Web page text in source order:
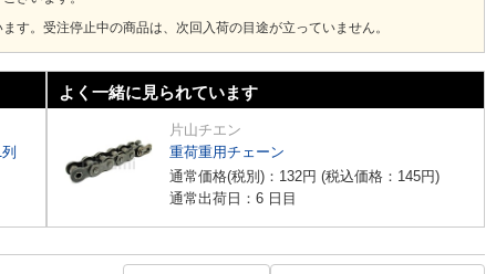
す。受注停止中の商品は、次回入荷の目途が立っていません。
よく一緒に見られています
片山チエン
重荷重用チェーン
通常価格(税別)： 132円 (税込価格： 145円)
通常出荷日：6 日目